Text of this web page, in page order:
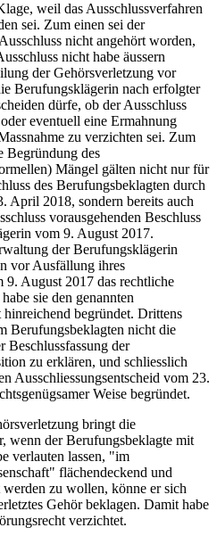
weil das Ausschlussverfahren
sei. Zum einen sei der
nicht angehört worden,
nicht habe äussern
der Gehörsverletzung vor
Berufungsklägerin nach erfolgter
dürfe, ob der Ausschluss
eventuell eine Ermahnung
zu verzichten sei. Zum
Begründung des
Mängel gälten nicht nur für
des Berufungsbeklagten durch
April 2018, sondern bereits auch
vorausgehenden Beschluss
vom 9. August 2017.
der Berufungsklägerin
vor Ausfällung ihres
9. August 2017 das rechtliche
sie den genannten
begründet. Drittens
Berufungsbeklagten nicht die
der
zu erklären, und schliesslich
Ausschliessungsentscheid vom 23.
Weise begründet.
bringt die
wenn der Berufungsbeklagte mit
verlauten lassen, "im
flächendeckend und
zu wollen, könne er sich
Gehör beklagen. Damit habe
verzichtet.